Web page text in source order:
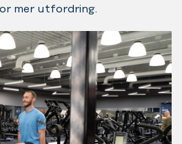
mer utfordring.